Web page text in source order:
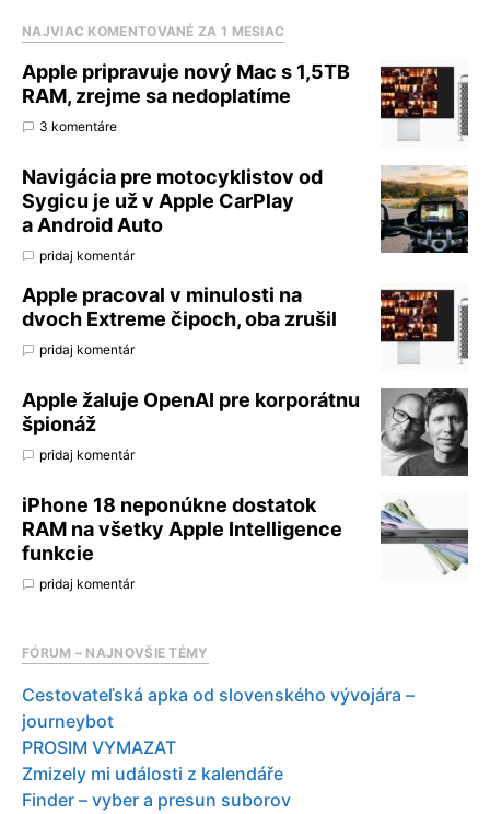
NAJVIAC KOMENTOVANÉ ZA 1 MESIAC
Apple pripravuje nový Mac s 1,5TB
RAM, zrejme sa nedoplatíme
3 komentáre
Navigácia pre motocyklistov od
Sygicu je už v Apple CarPlay
a Android Auto
pridaj komentár
Apple pracoval v minulosti na
dvoch Extreme čipoch, oba zrušil
pridaj komentár
Apple žaluje OpenAI pre korporátnu
špionáž
pridaj komentár
iPhone 18 neponúkne dostatok
RAM na všetky Apple Intelligence
funkcie
pridaj komentár
FÓRUM – NAJNOVŠIE TÉMY
Cestovateľská apka od slovenského vývojára –
journeybot
PROSIM VYMAZAT
Zmizely mi události z kalendáře
Finder – vyber a presun suborov